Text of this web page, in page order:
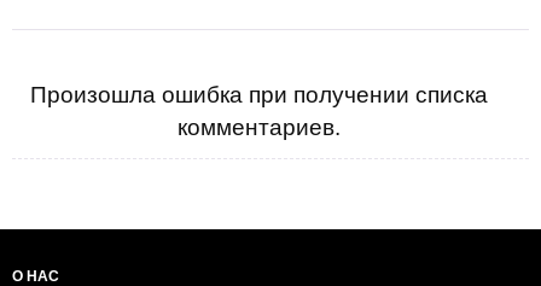
Произошла ошибка при получении списка
комментариев.
О НАС